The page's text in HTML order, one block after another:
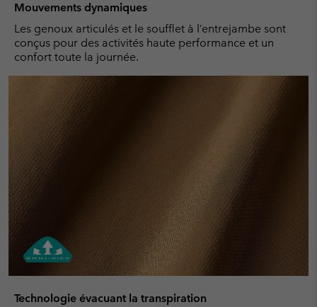
Mouvements dynamiques
Les genoux articulés et le soufflet à l’entrejambe sont
conçus pour des activités haute performance et un
confort toute la journée.
Technologie évacuant la transpiration